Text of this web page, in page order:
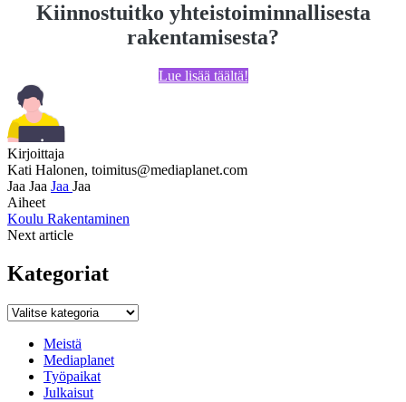
Kiinnostuitko yhteistoiminnallisesta
rakentamisesta?
Lue lisää täältä!
Kirjoittaja
Kati Halonen, toimitus@mediaplanet.com
Jaa Jaa Jaa Jaa
Aiheet
Koulu Rakentaminen
Next article
Kategoriat
Kategoriat
Meistä
Mediaplanet
Työpaikat
Julkaisut